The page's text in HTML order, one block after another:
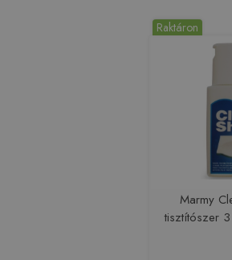
Raktáron
Marmy
tisztítószer